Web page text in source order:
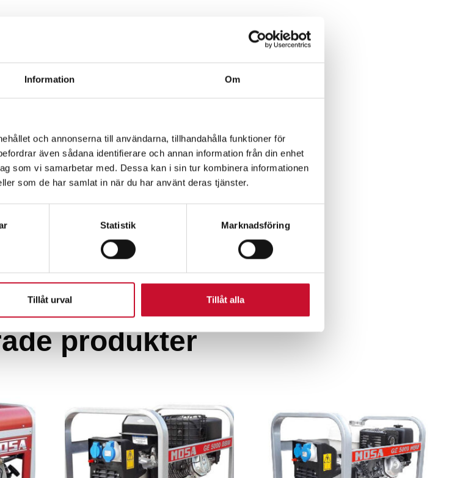
Information Om
och annonserna till användarna, tillhandahålla funktioner för
även sådana identifierare och annan information från din enhet
som vi samarbetar med. Dessa kan i sin tur kombinera informationen
som de har samlat in när du har använt deras tjänster.
Statistik Marknadsföring
Tillåt urval Tillåt alla
produkter